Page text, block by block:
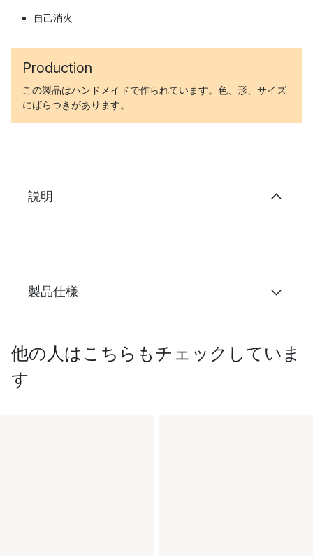
自己消火
Production
この製品はハンドメイドで作られています。色、形、サイズ
にばらつきがあります。
説明
製品仕様
他の人はこちらもチェックしていま
す